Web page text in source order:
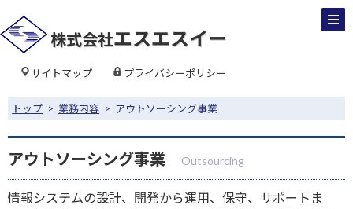
株式会社エスエスイー
サイトマップ プライバシーポリシー
トップ > 業務内容 > アウトソーシング事業
アウトソーシング事業 Outsourcing
情報システムの設計、開発から運用、保守、サポートま